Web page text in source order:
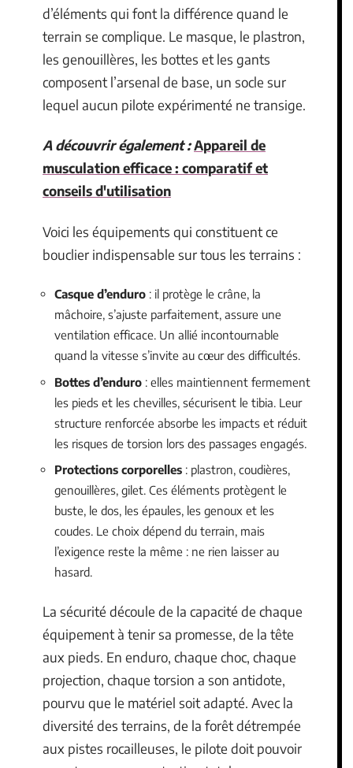
d’éléments qui font la différence quand le
terrain se complique. Le masque, le plastron,
les genouillères, les bottes et les gants
composent l’arsenal de base, un socle sur
lequel aucun pilote expérimenté ne transige.
A découvrir également :Appareil de
musculation efficace : comparatif et
conseils d'utilisation
Voici les équipements qui constituent ce
bouclier indispensable sur tous les terrains :
Casque d’enduro : il protège le crâne, la
mâchoire, s’ajuste parfaitement, assure une
ventilation efficace. Un allié incontournable
quand la vitesse s’invite au cœur des difficultés.
Bottes d’enduro : elles maintiennent fermement
les pieds et les chevilles, sécurisent le tibia. Leur
structure renforcée absorbe les impacts et réduit
les risques de torsion lors des passages engagés.
Protections corporelles : plastron, coudières,
genouillères, gilet. Ces éléments protègent le
buste, le dos, les épaules, les genoux et les
coudes. Le choix dépend du terrain, mais
l’exigence reste la même : ne rien laisser au
hasard.
La sécurité découle de la capacité de chaque
équipement à tenir sa promesse, de la tête
aux pieds. En enduro, chaque choc, chaque
projection, chaque torsion a son antidote,
pourvu que le matériel soit adapté. Avec la
diversité des terrains, de la forêt détrempée
aux pistes rocailleuses, le pilote doit pouvoir